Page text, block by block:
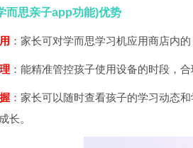
而思亲子app功能)优势
：家长可对学而思学习机应用商店内
：能精准管控孩子使用设备的时段，
：家长可以随时查看孩子的学习动态
长。